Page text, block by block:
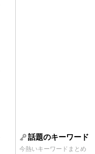
話題のキーワード
今熱いキーワードまとめ